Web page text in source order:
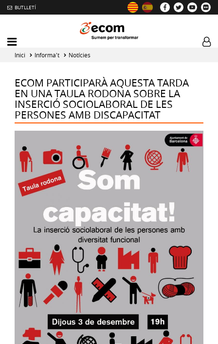
BUTLLETÍ
Mobile
menu
toggler
Inici Informa't Notícies
ECOM PARTICIPARÀ AQUESTA TARDA
EN UNA TAULA RODONA SOBRE LA
INSERCIÓ SOCIOLABORAL DE LES
PERSONES AMB DISCAPACITAT